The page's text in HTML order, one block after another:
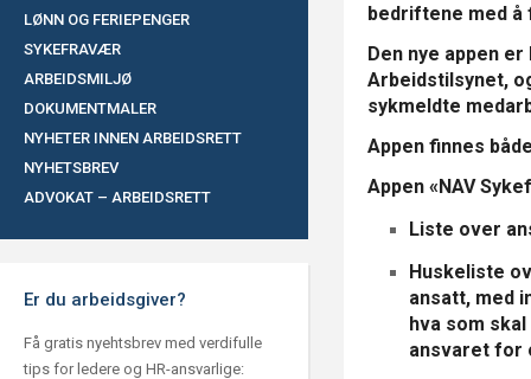
LØNN OG FERIEPENGER
SYKEFRAVÆR
ARBEIDSMILJØ
DOKUMENTMALER
NYHETER INNEN ARBEIDSRETT
NYHETSBREV
ADVOKAT – ARBEIDSRETT
Er du arbeidsgiver?
Få gratis nyehtsbrev med verdifulle
tips for ledere og HR-ansvarlige:
bedriftene med å
Den nye appen
Arbeidstilsynet,
sykmeldte
Appen finnes
Appen «NAV
Liste over
Huskeliste
ansatt, med
hva som
ansvaret for